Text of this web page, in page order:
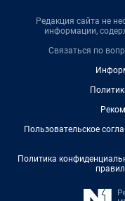
Редакция сайта не
информации,
Связаться по
Пользовательское
Политика